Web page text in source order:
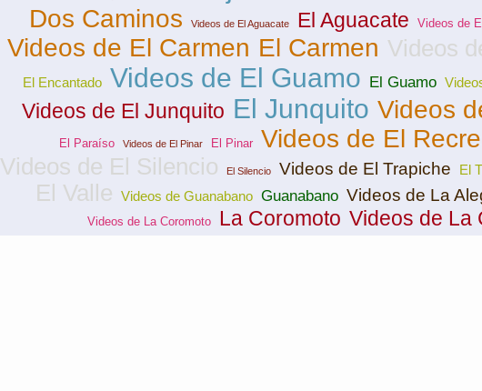
Dos Caminos Videos de El Aguacate El Aguacate Videos de
Videos de El Carmen El Carmen Videos
El Encantado Videos de El Guamo El Guamo
Videos de El Junquito El Junquito Videos
El Paraíso Videos de El Pinar El Pinar Videos de El
Videos de El Silencio El Silencio Videos de El Trapiche El
El Valle Videos de Guanabano Guanabano Videos de La
Videos de La Coromoto La Coromoto Videos de La